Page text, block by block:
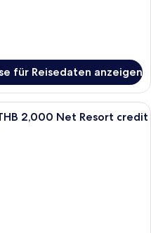
für Reisedaten anzeigen
2,000 Net Resort credit